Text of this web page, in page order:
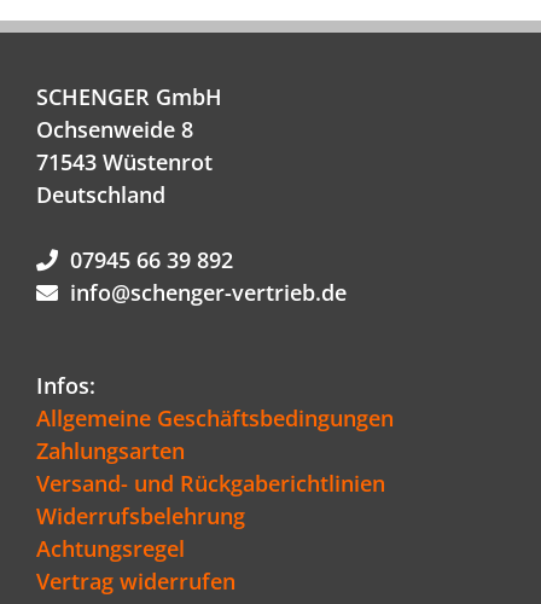
SCHENGER GmbH
Ochsenweide 8
71543 Wüstenrot
Deutschland
07945 66 39 892
info@schenger-vertrieb.de
Infos:
Allgemeine Geschäftsbedingungen
Zahlungsarten
Versand- und Rückgaberichtlinien
Widerrufsbelehrung
Achtungsregel
Vertrag widerrufen